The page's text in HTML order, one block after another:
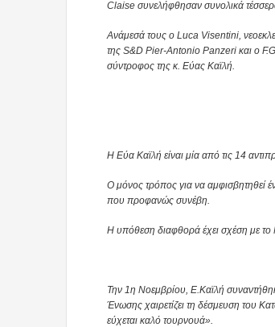
Claise συνελήφθησαν συνολικά
Ανάμεσά τους ο Luca Visentini,
της S&D Pier-Antonio Panzeri και ο
σύντροφος της κ. Εύας Καϊλή.
Η Εύα Καϊλή είναι μία από τις 14
Ο μόνος τρόπος για να αμφισβητηθεί
που προφανώς συνέβη.
Η υπόθεση διαφθορά έχει σχέση με το
Την 1η Νοεμβρίου, Ε.Καϊλή
Ένωσης χαιρετίζει τη δέσμευση του
εύχεται καλό τουρνουά».